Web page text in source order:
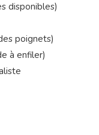
disponibles)
poignets)
à enfiler)